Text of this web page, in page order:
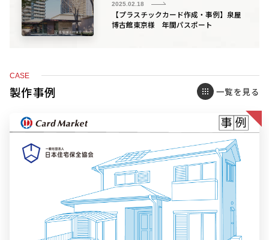
2025.02.18
【プラスチックカード作成・事例】泉屋
博古館東京様 年間パスポート
CASE
製作事例 一覧を見る